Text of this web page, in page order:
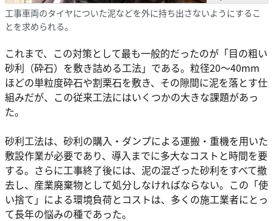
工事車両のタイヤについた泥などを外に持ち出さないようにするこ
とを求められる。
これまで、この対策として最も一般的だったのが「目の粗い
砂利（砕石）を敷き詰める工法」である。粒径20〜40mm
ほどの単粒度砕石や割栗石を敷き、その隙間に泥を落とす仕
組みだが、この従来工法にはいくつかの大きな課題があっ
た。
砂利工法は、砂利の購入・ダンプによる運搬・重機を用いた
敷設作業が必要であり、導入までに多大なコストと時間を要
する。さらに工事終了後には、泥の混ざった砂利をすべて撤
去し、産業廃棄物として処分しなければならない。この「使
い捨て」による環境負荷とコストは、多くの施工業者にとっ
て長年の悩みの種であった。